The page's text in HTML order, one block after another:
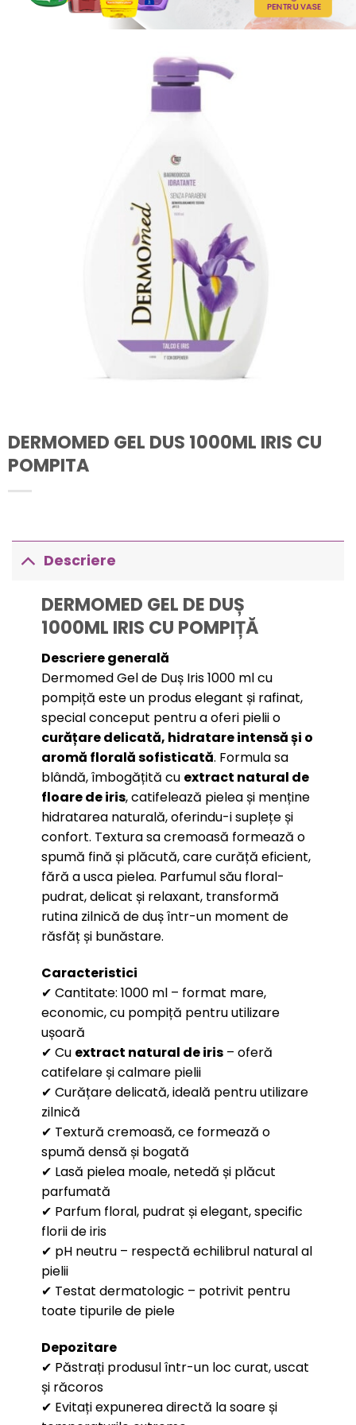
DERMOMED GEL DUS 1000ML IRIS CU
POMPITA
Descriere
DERMOMED GEL DE DUȘ
1000ML IRIS CU POMPIȚĂ
Descriere generală
Dermomed Gel de Duș Iris 1000 ml cu
pompiță este un produs elegant și rafinat,
special conceput pentru a oferi pielii o
curățare delicată, hidratare intensă și o
aromă florală sofisticată. Formula sa
blândă, îmbogățită cu extract natural de
floare de iris, catifelează pielea și menține
hidratarea naturală, oferindu-i suplețe și
confort. Textura sa cremoasă formează o
spumă fină și plăcută, care curăță eficient,
fără a usca pielea. Parfumul său floral-
pudrat, delicat și relaxant, transformă
rutina zilnică de duș într-un moment de
răsfăț și bunăstare.
Caracteristici
✔ Cantitate: 1000 ml – format mare,
economic, cu pompiță pentru utilizare
ușoară
✔ Cu extract natural de iris– oferă
catifelare și calmare pielii
✔ Curățare delicată, ideală pentru utilizare
zilnică
✔ Textură cremoasă, ce formează o
spumă densă și bogată
✔ Lasă pielea moale, netedă și plăcut
parfumată
✔ Parfum floral, pudrat și elegant, specific
florii de iris
✔ pH neutru – respectă echilibrul natural al
pielii
✔ Testat dermatologic – potrivit pentru
toate tipurile de piele
Depozitare
✔ Păstrați produsul într-un loc curat, uscat
și răcoros
✔ Evitați expunerea directă la soare și